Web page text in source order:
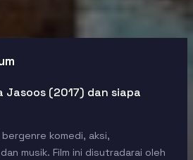
Jasoos (2017) dan siapa
komedi, aksi,
musik. Film ini disutradarai oleh